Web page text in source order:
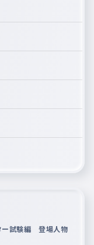
試験編 登場人物